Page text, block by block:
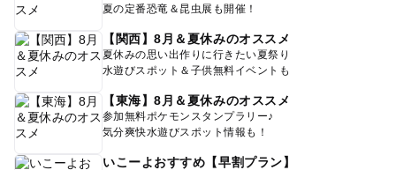
夏の定番恐竜＆昆虫展も開催！
【関西】8月＆夏休みのオススメ
夏休みの思い出作りに行きたい夏祭り
水遊びスポット＆子供無料イベントも
【東海】8月＆夏休みのオススメ
参加無料ポケモンスタンプラリー♪
気分爽快水遊びスポット情報も！
いこーよおすすめ【早割プラン】